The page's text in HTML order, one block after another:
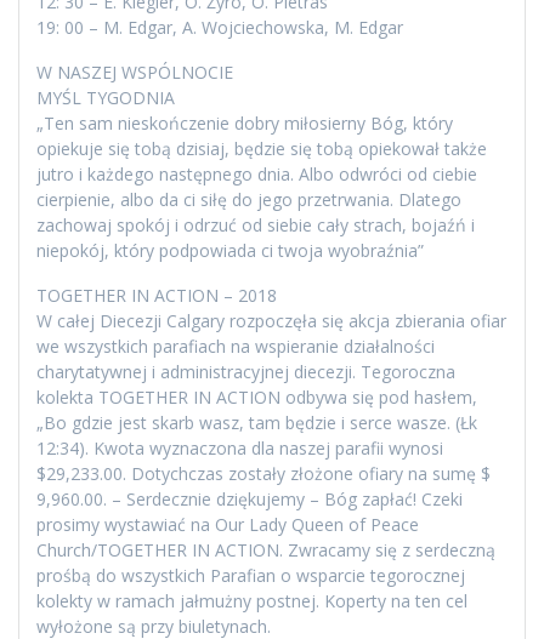
19: 00 – M. Edgar, A. Wojciechowska, M. Edgar
W NASZEJ WSPÓLNOCIE
MYŚL TYGODNIA
„Ten sam nieskończenie dobry miłosierny Bóg, który
opiekuje się tobą dzisiaj, będzie się tobą opiekował także
jutro i każdego następnego dnia. Albo odwróci od ciebie
cierpienie, albo da ci siłę do jego przetrwania. Dlatego
zachowaj spokój i odrzuć od siebie cały strach, bojaźń i
niepokój, który podpowiada ci twoja wyobraźnia”
TOGETHER IN ACTION – 2018
W całej Diecezji Calgary rozpoczęła się akcja zbierania ofiar
we wszystkich parafiach na wspieranie działalności
charytatywnej i administracyjnej diecezji. Tegoroczna
kolekta TOGETHER IN ACTION odbywa się pod hasłem,
„Bo gdzie jest skarb wasz, tam będzie i serce wasze. (Łk
12:34). Kwota wyznaczona dla naszej parafii wynosi
$29,233.00. Dotychczas zostały złożone ofiary na sumę $
9,960.00. – Serdecznie dziękujemy – Bóg zapłać! Czeki
prosimy wystawiać na Our Lady Queen of Peace
Church/TOGETHER IN ACTION. Zwracamy się z serdeczną
prośbą do wszystkich Parafian o wsparcie tegorocznej
kolekty w ramach jałmużny postnej. Koperty na ten cel
wyłożone są przy biuletynach.